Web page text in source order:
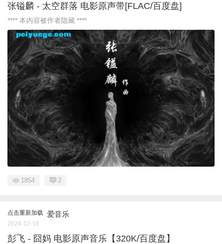
张镒麟 - 太空群落 电影原声带[FLAC/百度盘]
**** 本内容被作者隐藏 ****
1854 2
点击重新加载 爱音乐
2024-12-18
彭飞 - 囧妈 电影原声音乐【320K/百度盘】